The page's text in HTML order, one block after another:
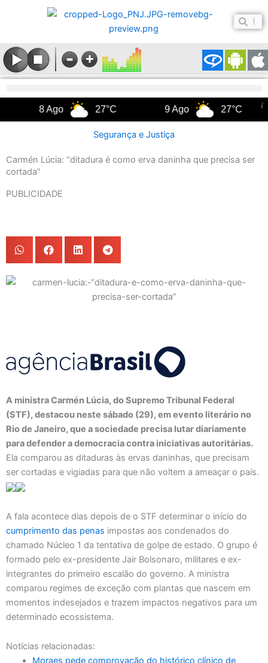
conteúdo
27°C 27°C
Segurança e Justiça
Carmén Lúcia: “ditadura é como erva daninha que precisa ser
cortada”
PUBLICIDADE
A ministra Carmén Lúcia, do Supremo Tribunal Federal
(STF), destacou neste sábado (29), em evento literário no
Rio de Janeiro, que a sociedade precisa lutar diariamente
para defender a democracia contra iniciativas autoritárias.
Ela comparou as ditaduras às ervas daninhas, que precisam
ser cortadas e vigiadas para que não voltem a ameaçar o país.
A fala acontece dias depois de o STF determinar o início do
cumprimento das penas impostas aos condenados do
chamado Núcleo 1 da tentativa de golpe de estado. O grupo é
formado pelo ex-presidente Jair Bolsonaro, militares e ex-
integrantes do primeiro escalão do governo. A ministra
comparou regimes de exceção com plantas que nascem em
momentos indesejados e trazem impactos negativos para um
determinado ecossistema.
Notícias relacionadas:
Moraes pede comprovação do histórico clínico de